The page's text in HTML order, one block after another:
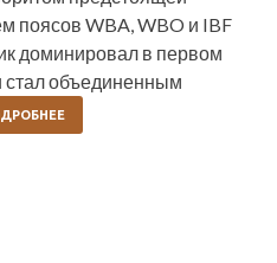
поясов WBA, WBO и IBF
доминировал в первом
стал объединенным